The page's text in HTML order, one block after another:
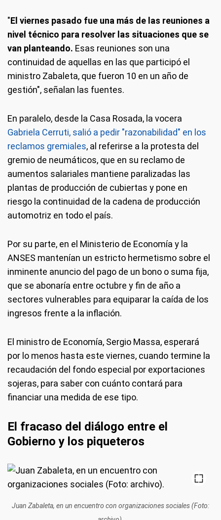
"El viernes pasado fue una más de las reuniones a
nivel técnico para resolver las situaciones que se
van planteando. Esas reuniones son una
continuidad de aquellas en las que participó el
ministro Zabaleta, que fueron 10 en un año de
gestión", señalan las fuentes.
En paralelo, desde la Casa Rosada, la vocera
Gabriela Cerruti, salió a pedir "razonabilidad" en los
reclamos gremiales, al referirse a la protesta del
gremio de neumáticos, que en su reclamo de
aumentos salariales mantiene paralizadas las
plantas de producción de cubiertas y pone en
riesgo la continuidad de la cadena de producción
automotriz en todo el país.
Por su parte, en el Ministerio de Economía y la
ANSES mantenían un estricto hermetismo sobre el
inminente anuncio del pago de un bono o suma fija,
que se abonaría entre octubre y fin de año a
sectores vulnerables para equiparar la caída de los
ingresos frente a la inflación.
El ministro de Economía, Sergio Massa, esperará
por lo menos hasta este viernes, cuando termine la
recaudación del fondo especial por exportaciones
sojeras, para saber con cuánto contará para
financiar una medida de ese tipo.
El fracaso del diálogo entre el
Gobierno y los piqueteros
Juan Zabaleta, en un encuentro con organizaciones sociales (Foto: